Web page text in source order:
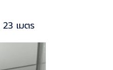
เมตร